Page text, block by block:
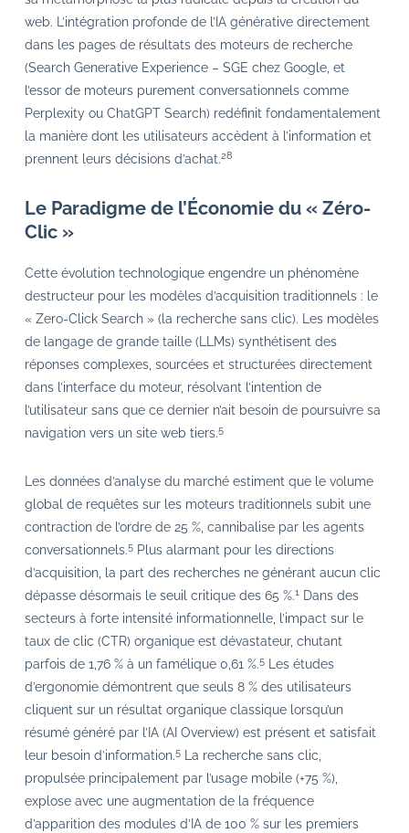
web. L’intégration profonde de l’IA générative directement
dans les pages de résultats des moteurs de recherche
(Search Generative Experience – SGE chez Google, et
l’essor de moteurs purement conversationnels comme
Perplexity ou ChatGPT Search) redéfinit fondamentalement
la manière dont les utilisateurs accèdent à l’information et
prennent leurs décisions d’achat.28
Le Paradigme de l’Économie du « Zéro-
Clic »
Cette évolution technologique engendre un phénomène
destructeur pour les modèles d’acquisition traditionnels : le
« Zero-Click Search » (la recherche sans clic). Les modèles
de langage de grande taille (LLMs) synthétisent des
réponses complexes, sourcées et structurées directement
dans l’interface du moteur, résolvant l’intention de
l’utilisateur sans que ce dernier n’ait besoin de poursuivre sa
navigation vers un site web tiers.5
Les données d’analyse du marché estiment que le volume
global de requêtes sur les moteurs traditionnels subit une
contraction de l’ordre de 25 %, cannibalise par les agents
conversationnels.5Plus alarmant pour les directions
d’acquisition, la part des recherches ne générant aucun clic
dépasse désormais le seuil critique des 65 %.1Dans des
secteurs à forte intensité informationnelle, l’impact sur le
taux de clic (CTR) organique est dévastateur, chutant
parfois de 1,76 % à un famélique 0,61 %.5Les études
d’ergonomie démontrent que seuls 8 % des utilisateurs
cliquent sur un résultat organique classique lorsqu’un
résumé généré par l’IA (AI Overview) est présent et satisfait
leur besoin d’information.5La recherche sans clic,
propulsée principalement par l’usage mobile (+75 %),
explose avec une augmentation de la fréquence
d’apparition des modules d’IA de 100 % sur les premiers